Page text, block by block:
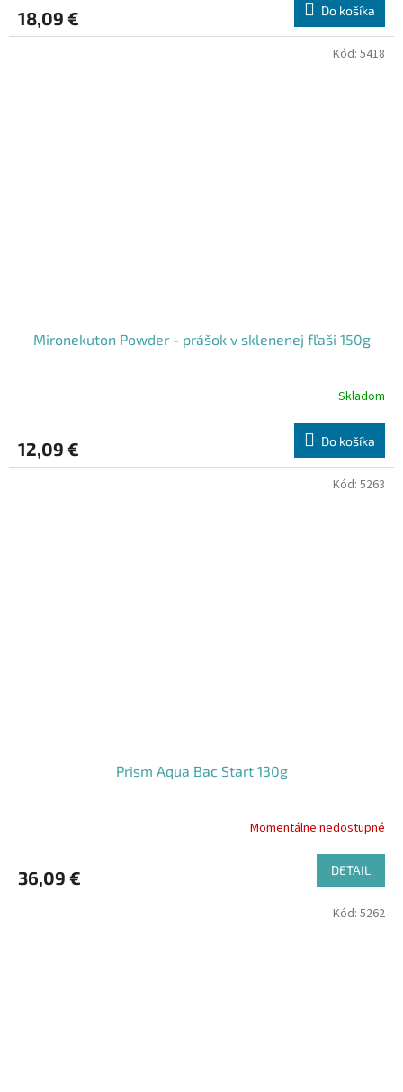
18,09 € Do košíka
Mironekuton Powder - prášok v sklenenej fľaši 150g
Skladom
12,09 € Do košíka
Kód: 5418
Prism Aqua Bac Start 130g
Momentálne nedostupné
36,09 € DETAIL
Kód: 5263
Kód: 5262